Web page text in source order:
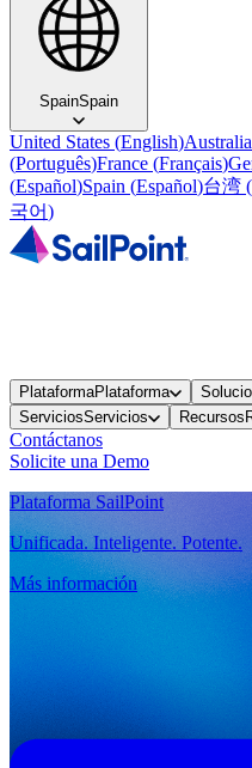
SpainSpain
United States (English)
(Português)France (Français)
(Español)Spain (Español)台湾 (
국어)
PlataformaPlataforma
ServiciosServicios Recursos
Contáctanos
Solicite una Demo
Plataforma SailPoint
Unificada. Inteligente. Potente.
Más información